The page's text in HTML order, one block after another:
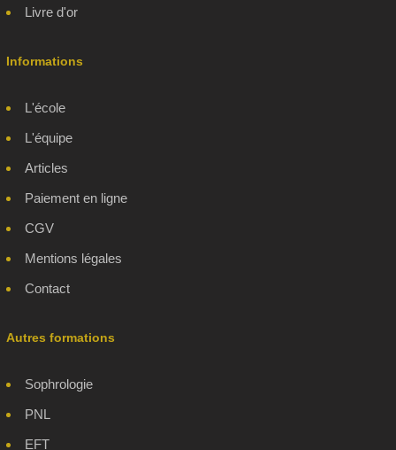
Livre d'or
Informations
L'école
L'équipe
Articles
Paiement en ligne
CGV
Mentions légales
Contact
Autres formations
Sophrologie
PNL
EFT